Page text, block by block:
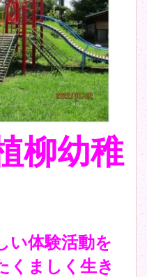
柳幼稚
い体験活動を
くましく生き